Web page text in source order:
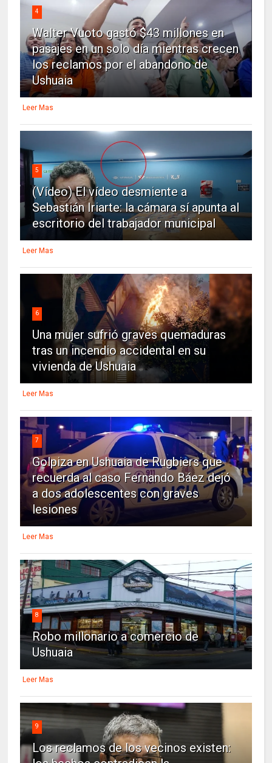
4
Walter Vuoto gastó $43 millones en
pasajes en un solo día mientras crecen
los reclamos por el abandono de
Ushuaia
Leer Mas
5
(Vídeo) El vídeo desmiente a
Sebastián Iriarte: la cámara sí apunta al
escritorio del trabajador municipal
Leer Mas
6
Una mujer sufrió graves quemaduras
tras un incendio accidental en su
vivienda de Ushuaia
Leer Mas
7
Golpiza en Ushuaia de Rugbiers que
recuerda al caso Fernando Báez dejó
a dos adolescentes con graves
lesiones
Leer Mas
8
Robo millonario a comercio de
Ushuaia
Leer Mas
9
Los reclamos de los vecinos existen: